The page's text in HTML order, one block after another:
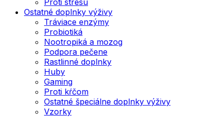
Ostatné doplnky výživy
Tráviace enzýmy
Probiotiká
Nootropiká a mozog
Podpora pečene
Rastlinné doplnky
Huby
Gaming
Proti kŕčom
Ostatné špeciálne doplnky výživy
Vzorky